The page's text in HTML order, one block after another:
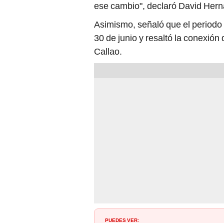
ese cambio", declaró David
Asimismo, señaló que el
30 de junio y resaltó la
Callao.
PUEDES VER: